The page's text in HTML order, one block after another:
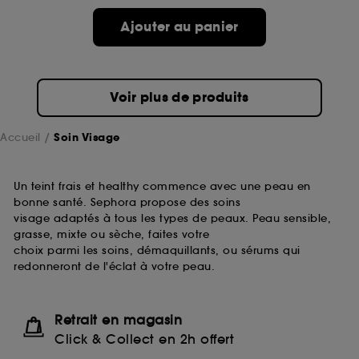
Ajouter au panier
Voir plus de produits
Accueil Soin Visage
Un teint frais et healthy commence avec une peau en
bonne santé. Sephora propose des soins
visage adaptés à tous les types de peaux. Peau sensible,
grasse, mixte ou sèche, faites votre
choix parmi les soins, démaquillants, ou sérums qui
redonneront de l'éclat à votre peau.
Retrait en magasin
Click & Collect en 2h offert
pouvez personnaliser vos choix concernant le dépôt
de ces cookies grâce au bouton "personnaliser mes
choix" ci-dessous ou décider de "tout accepter".
Sephora pourra associer les informations de
collectées ou générées lors de votre activité en ligne
ou en magasin. Pour refuser tous les cookies, cliques
sur "continuer sans accepter". Voous pouvez à tout
moment choisir de retirer votrte consentement. Si vous
souhaitez obtenir plus d'information sur les cookies
utilisés, cliquezici.